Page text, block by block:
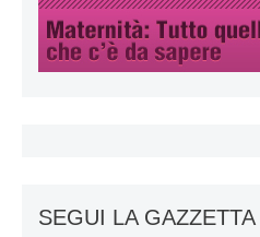
SEGUI LA